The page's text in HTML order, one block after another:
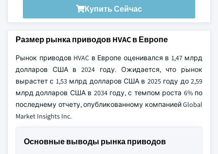
Купить Сейчас
Размер рынка приводов HVAC в Европе
Рынок приводов HVAC в Европе оценивался в 1,47 млрд
долларов США в 2024 году. Ожидается, что рынок
вырастет с 1,53 млрд долларов США в 2025 году до 2,59
млрд долларов США в 2034 году, с темпом роста 6% по
последнему отчету, опубликованному компанией Global
Market Insights Inc.
Основные выводы рынка приводов